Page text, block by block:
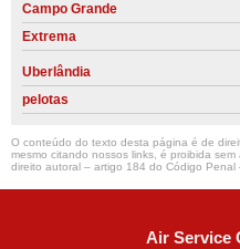
Campo Grande
Extrema
Uberlândia
pelotas
O conteúdo do texto desta página é de
mesmo citando nossos links, é proibida
direito autoral – artigo 184 do Código Penal
Air Service